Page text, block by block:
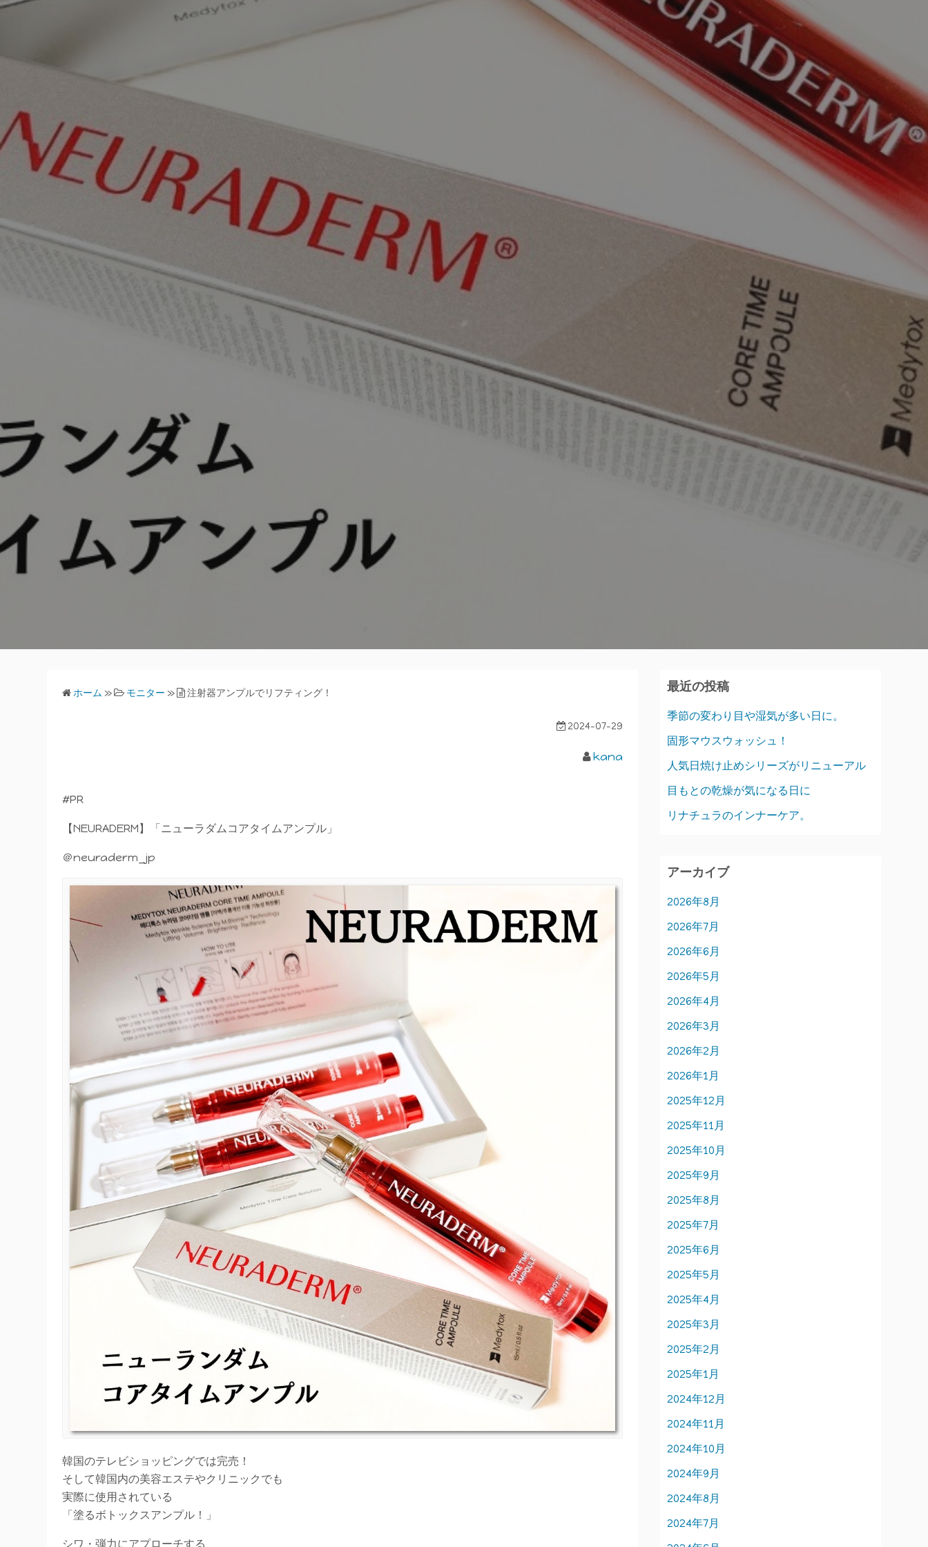
ホーム » モニター » 注射器アンプルでリフティング！
2024-07-29
kana
#PR
【NEURADERM】「ニューラダムコアタイムアンプル」
＠neuraderm_jp
韓国のテレビショッピングでは完売！
そして韓国内の美容エステやクリニックでも
実際に使用されている
「塗るボトックスアンプル！」
シワ・弾力にアプローチする
最近の投稿
季節の変わり目や湿気が多い日に。
固形マウスウォッシュ！
人気日焼け止めシリーズがリニューアル
目もとの乾燥が気になる日に
リナチュラのインナーケア。
アーカイブ
2026年8月
2026年7月
2026年6月
2026年5月
2026年4月
2026年3月
2026年2月
2026年1月
2025年12月
2025年11月
2025年10月
2025年9月
2025年8月
2025年7月
2025年6月
2025年5月
2025年4月
2025年3月
2025年2月
2025年1月
2024年12月
2024年11月
2024年10月
2024年9月
2024年8月
2024年7月